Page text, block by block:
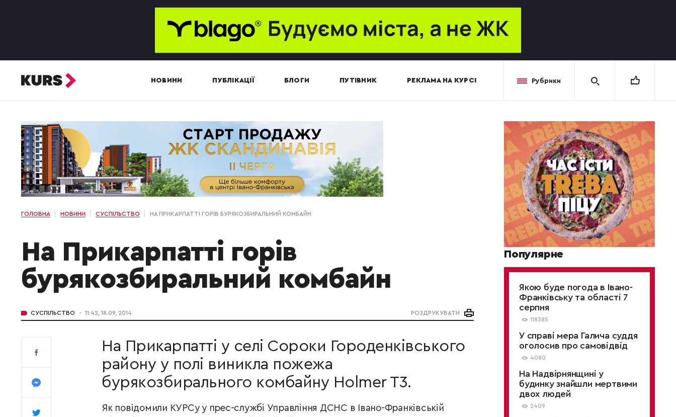
НОВИНИ ПУБЛІКАЦІЇ БЛОГИ ПУТІВНИК РЕКЛАМА НА КУРСІ Рубрики
ГОЛОВНА НОВИНИ СУСПІЛЬСТВО НА ПРИКАРПАТТІ ГОРІВ БУРЯКОЗБИРАЛЬНИЙ КОМБАЙН
На Прикарпатті горів
бурякозбиральний комбайн
СУСПІЛЬСТВО 11:42, 18.09, 2014 РОЗДРУКУВАТИ
На Прикарпатті у селі Сороки Городенківського
району у полі виникла пожежа
бурякозбирального комбайну Holmer T3.
Як повідомили КУРСу у прес-службі Управління ДСНС в Івано-Франківській
Популярне
Якою буде погода в Івано-
Франківську та області 7
серпня
118385
У справі мера Галича суддя
оголосив про самовідвід
4080
На Надвірнянщині у
будинку знайшли мертвими
двох людей
2409